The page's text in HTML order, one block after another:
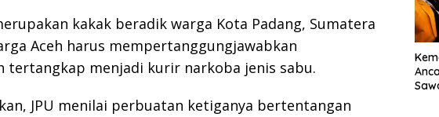
kakak beradik warga Kota Padang, Sumatera
Aceh harus mempertanggungjawabkan
tertangkap menjadi kurir narkoba jenis sabu.
JPU menilai perbuatan ketiganya bertentangan